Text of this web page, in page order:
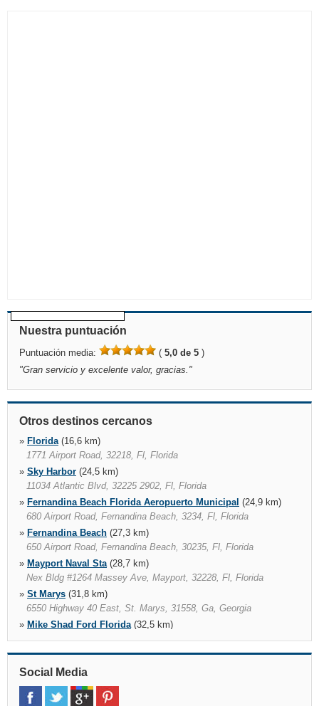
Nuestra puntuación
Puntuación media: ( 5,0 de 5 )
"Gran servicio y excelente valor, gracias. "
Otros destinos cercanos
» Florida(16,6 km)
1771 Airport Road, 32218, Fl, Florida
» Sky Harbor (24,5 km)
11034 Atlantic Blvd, 32225 2902, Fl, Florida
» Fernandina Beach Florida Aeropuerto Municipal (24,9 km)
680 Airport Road, Fernandina Beach, 3234, Fl, Florida
» Fernandina Beach (27,3 km)
650 Airport Road, Fernandina Beach, 30235, Fl, Florida
» Mayport Naval Sta(28,7 km)
Nex Bldg #1264 Massey Ave, Mayport, 32228, Fl, Florida
» St Marys (31,8 km)
6550 Highway 40 East, St. Marys, 31558, Ga, Georgia
» Mike Shad Ford Florida(32,5 km)
7700 Blanding Blvd, 32244, Fl, Florida
»Orange Park Mall(34,8 km)
1910 Wells Road, Sears Auto Center, Orange Park, 32073, Fl,
»Kingsland Hle (35,3 km)
Social Media